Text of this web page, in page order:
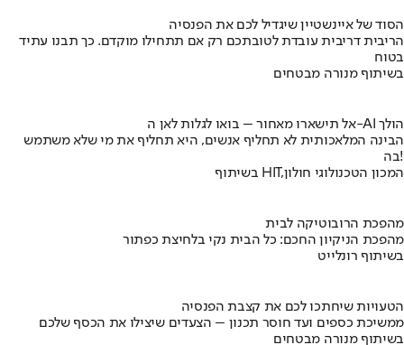
הסוד של איינשטיין שיגדיל לכם את הפנסיה
הריבית דריבית עובדת לטובתכם רק אם תתחילו מוקדם. כך תבנו עתיד
בטוח
בשיתוף מנורה מבטחים
אל תישארו מאחור – בואו לגלות לאן ה-AI הולך
הבינה המלאכותית לא תחליף אנשים, היא תחליף את מי שלא משתמש
בה!
בשיתוף HIT,המכון הטכנולוגי חולון
מהפכת הרובוטיקה לבית
מהפכת הניקיון החכם: כל הבית נקי בלחיצת כפתור
בשיתוף רונלייט
הטעויות שיחתכו לכם את קצבת הפנסיה
ממשיכת כספים ועד חוסר תכנון – הצעדים שיצילו את הכסף שלכם
בשיתוף מנורה מבטחים